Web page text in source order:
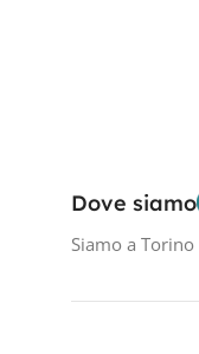
Dove siamo
Siamo a Torino